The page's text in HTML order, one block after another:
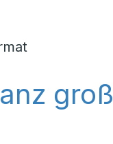
groß